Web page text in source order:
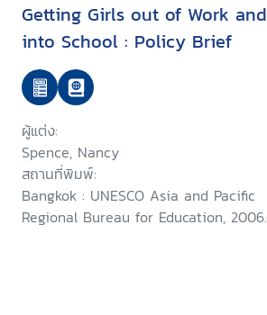
Getting Girls out of Work and
into School : Policy Brief
ผู้แต่ง:
Spence, Nancy
สถานที่พิมพ์:
Bangkok : UNESCO Asia and Pacific
Regional Bureau for Education, 2006.